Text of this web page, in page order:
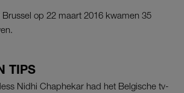
Brussel op 22 maart 2016 kwamen 35
TIPS
Nidhi Chaphekar had het Belgische tv-